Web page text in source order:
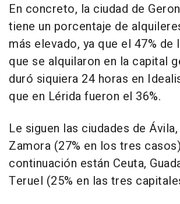
En concreto, la ciudad de
tiene un porcentaje de
más elevado, ya que el 47% de
que se alquilaron en la capital
duró siquiera 24 horas en
que en Lérida fueron el 36%.
Le siguen las ciudades de
Zamora (27% en los tres
continuación están Ceuta,
Teruel (25% en las tres